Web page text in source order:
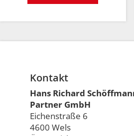
Kontakt
Hans Richard
Partner GmbH
Eichenstraße 6
4600 Wels